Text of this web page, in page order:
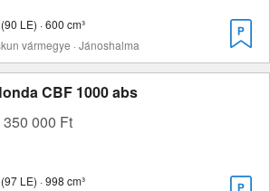
LE) · 600 cm³
vármegye · Jánoshalma
CBF 1000 abs
350 000 Ft
LE) · 998 cm³